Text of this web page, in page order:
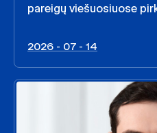
pareigų viešuosiuose
2026 - 07 - 14